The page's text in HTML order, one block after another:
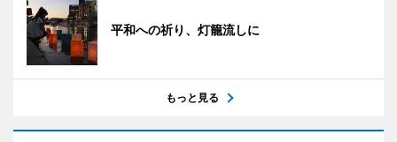
平和への祈り、灯籠流しに
もっと見る